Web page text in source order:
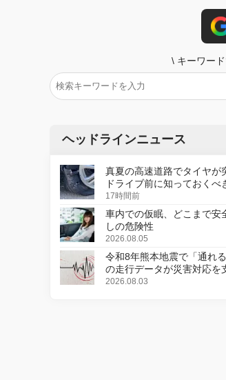
\ キーワー
ヘッドラインニュース
真夏の高速道路でタイヤが
ドライブ前に知っておくべ
17時間前
車内での仮眠、どこまで安
しの危険性
2026.08.05
令和8年熊本地震で「通れ
の走行データが災害対応を
2026.08.03